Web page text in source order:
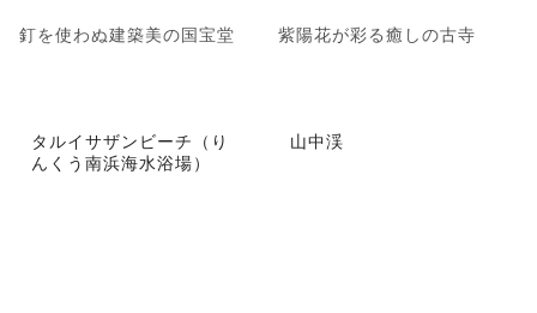
釘を使わぬ建築美の国宝堂 紫陽花が彩る癒しの古寺
タルイサザンビーチ（り
んくう南浜海水浴場）
山中渓